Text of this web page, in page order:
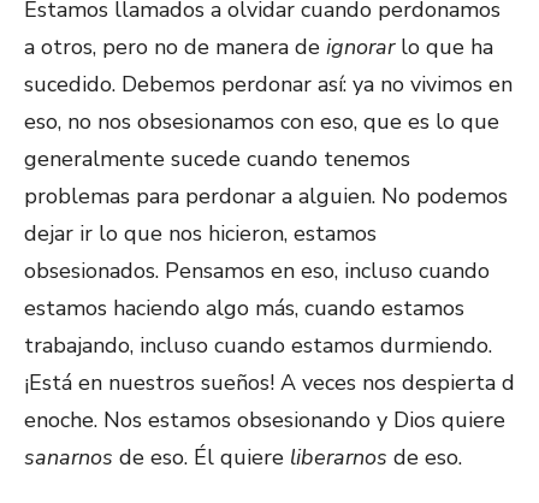
Estamos llamados a olvidar cuando perdonamos
a otros, pero no de manera de ignorarlo que ha
sucedido. Debemos perdonar así: ya no vivimos en
eso, no nos obsesionamos con eso, que es lo que
generalmente sucede cuando tenemos
problemas para perdonar a alguien. No podemos
dejar ir lo que nos hicieron, estamos
obsesionados. Pensamos en eso, incluso cuando
estamos haciendo algo más, cuando estamos
trabajando, incluso cuando estamos durmiendo.
¡Está en nuestros sueños! A veces nos despierta d
enoche. Nos estamos obsesionando y Dios quiere
sanarnos de eso. Él quiere liberarnos de eso.